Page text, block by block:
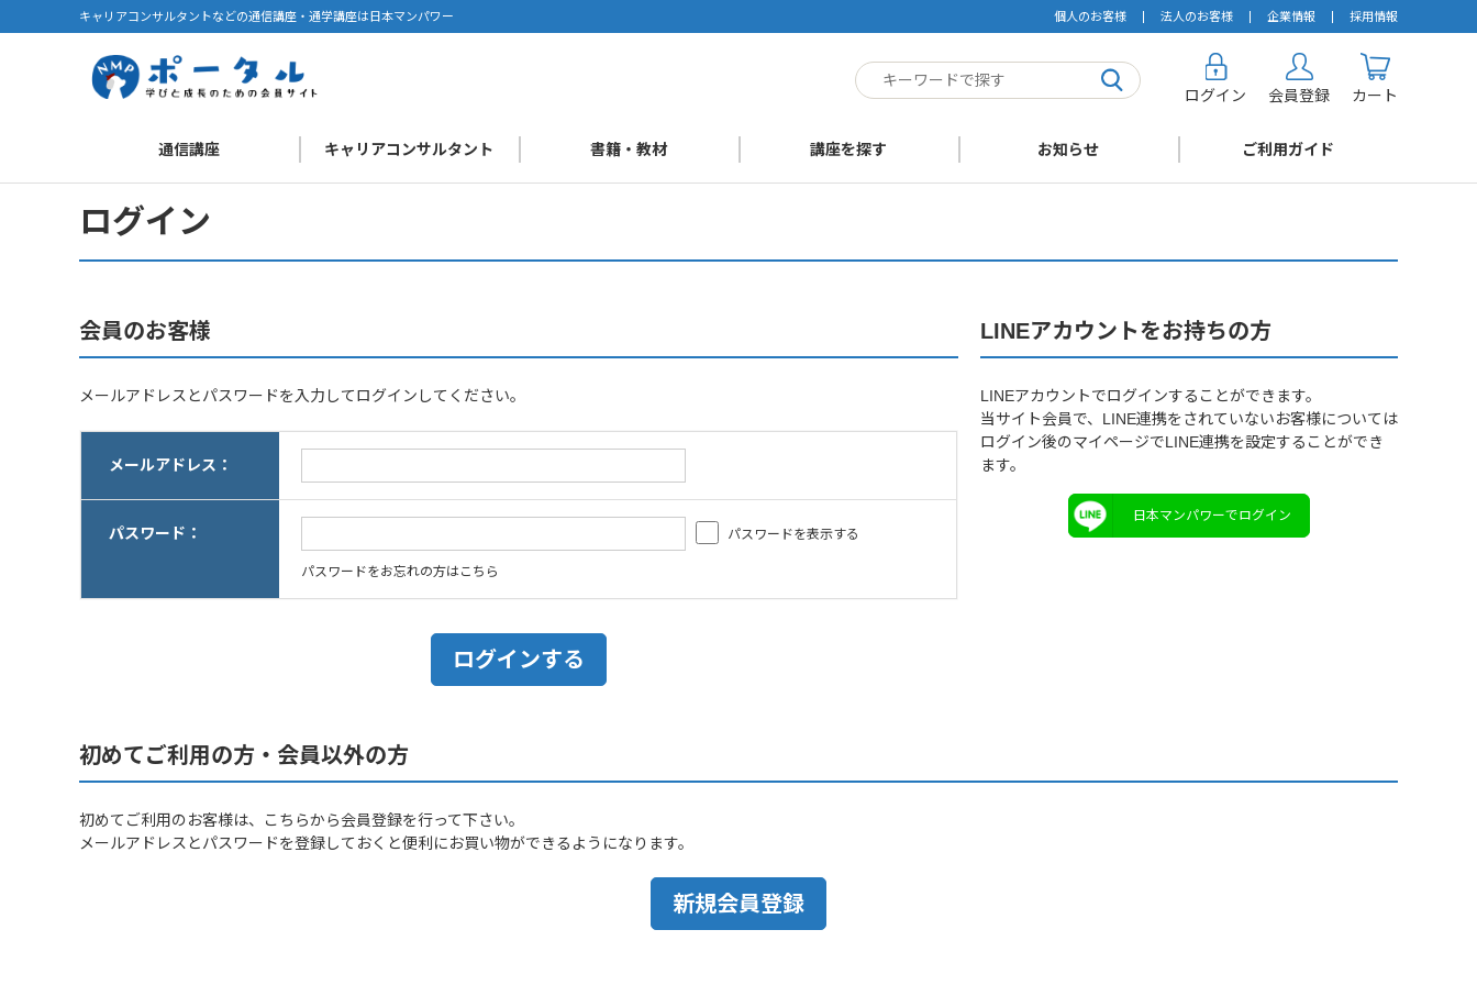
キャリアコンサルタントなどの通信講座・通学講座は日本マンパワー 個人のお客様 法人のお客様 企業情報 採用情報
ログイン 会員登録 カート
通信講座 キャリアコンサルタント 書籍・教材 講座を探す お知らせ ご利用ガイド
ログイン
会員のお客様
メールアドレスとパスワードを入力してログインしてください。
メールアドレス：
パスワード： パスワードを表示する
パスワードをお忘れの方はこちら
LINEアカウントをお持ちの方
LINEアカウントでログインすることができます。
当サイト会員で、LINE連携をされていないお客様については
ログイン後のマイページでLINE連携を設定することができ
ます。
日本マンパワーでログイン
初めてご利用の方・会員以外の方
初めてご利用のお客様は、こちらから会員登録を行って下さい。
メールアドレスとパスワードを登録しておくと便利にお買い物ができるようになります。